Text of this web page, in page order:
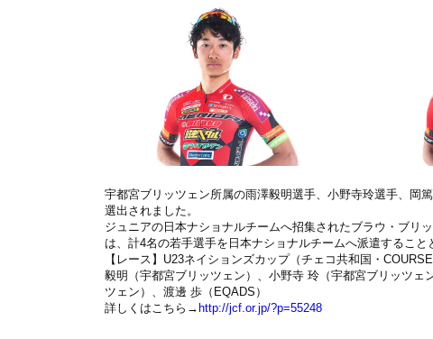
宇都宮ブリッツェン所属の雨澤毅明選手、小野寺玲選手、岡
選出されました。
ジュニアの日本ナショナルチームへ招集されたブラウ・ブリ
は、計4名の若手選手を日本ナショナルチームへ派遣すること
【レース】U23ネイションズカップ（チェコ共和国・
毅明（宇都宮ブリッツェン）、小野寺 玲（宇都宮ブリッツ
ツェン）、渡邊 歩（EQADS）
詳しくはこちら→ http://jcf.or.jp/?p=55248